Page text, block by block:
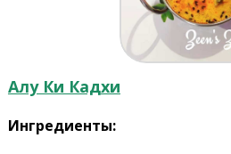
Алу Ки Кадхи
Ингредиенты: